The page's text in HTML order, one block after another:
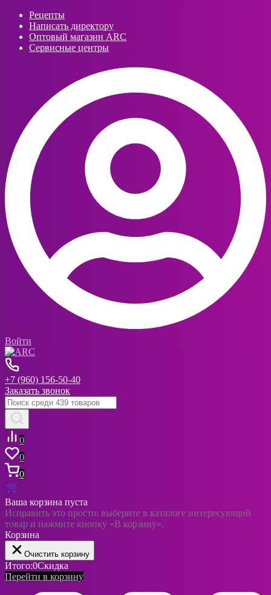
Рецепты
Написать директору
Оптовый магазин ARC
Сервисные центры
Войти
+7 (960) 156-50-40
Заказать звонок
0
0
0
Ваша корзина пуста
Исправить это просто: выберите в каталоге интересующий
товар и нажмите кнопку «В корзину».
Корзина
Очистить корзину
Итого:0Скидка
Перейти в корзину